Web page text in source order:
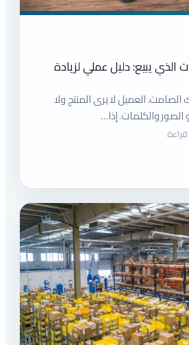
الذي يبيع: دليل عملي لزيادة
العميل لا يرى المنتج ولا
والكلمات. إذا…